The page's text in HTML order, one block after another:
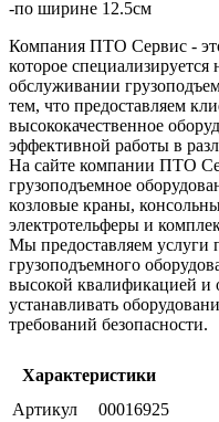
-по ширине 12.5см
Компания ПТО Сервис -
которое
обслуживании
тем, что предоставляем
высококачественное
эффективной работы в
На сайте компании ПТО
грузоподъемное
козловые краны,
электротельферы и
Мы предоставляем
грузоподъемного
высокой квалификацией и
устанавливать
требований безопасности.
Характеристики
Артикул
00016925